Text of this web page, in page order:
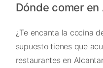
Dónde comer en
¿Te encanta la cocina
supuesto tienes que
restaurantes en